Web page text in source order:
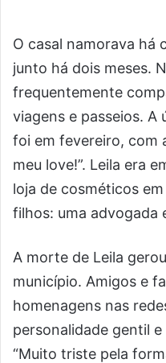
O casal namorava há
junto há dois meses.
frequentemente
viagens e passeios. A
foi em fevereiro, com
meu love!”. Leila era
loja de cosméticos
filhos: uma advogada
A morte de Leila
município. Amigos e
homenagens nas
personalidade gentil
“Muito triste pela